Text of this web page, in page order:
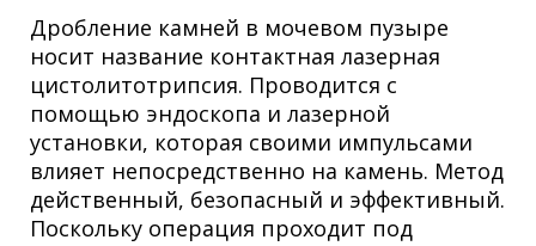
Дробление камней в мочевом пузыре
носит название контактная лазерная
цистолитотрипсия. Проводится с
помощью эндоскопа и лазерной
установки, которая своими импульсами
влияет непосредственно на камень. Метод
действенный, безопасный и эффективный.
Поскольку операция проходит под